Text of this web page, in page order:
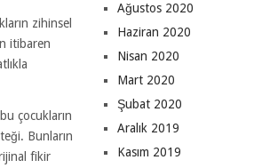
zihinsel
itibaren
çocukların
Bunların
fikir
Ağustos 2020
Haziran 2020
Nisan 2020
Mart 2020
Şubat 2020
Aralık 2019
Kasım 2019